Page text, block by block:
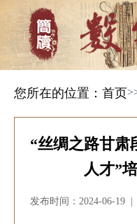
您所在的位置： 首页
“丝绸之路甘肃
人才”
发布时间：2024-06-19